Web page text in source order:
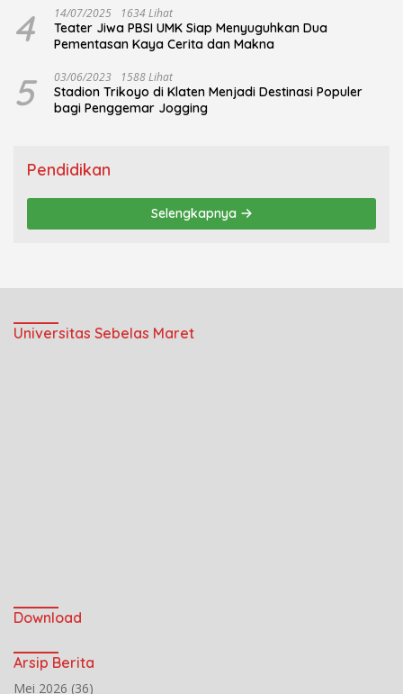
4 14/07/2025 1634 Lihat
Teater Jiwa PBSI UMK Siap Menyuguhkan Dua
Pementasan Kaya Cerita dan Makna
5 03/06/2023 1588 Lihat
Stadion Trikoyo di Klaten Menjadi Destinasi Populer
bagi Penggemar Jogging
Pendidikan
Selengkapnya
Universitas Sebelas Maret
Download
Arsip Berita
Mei 2026 (36)